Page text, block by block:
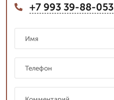
+7 993 39-88-053